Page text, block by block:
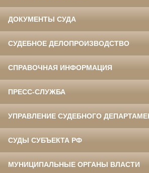
ДОКУМЕНТЫ СУДА
СУДЕБНОЕ ДЕЛОПРОИЗВОДСТВО
СПРАВОЧНАЯ ИНФОРМАЦИЯ
ПРЕСС-СЛУЖБА
УПРАВЛЕНИЕ СУДЕБНОГО
СУДЫ СУБЪЕКТА РФ
МУНИЦИПАЛЬНЫЕ ОРГАНЫ ВЛАСТИ